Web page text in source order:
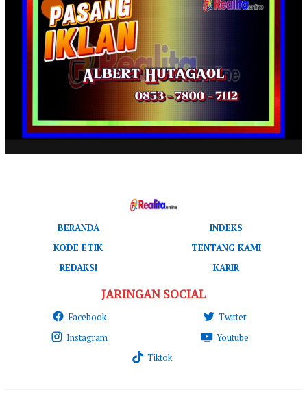
BERANDA
INDEKS
KODE ETIK
TENTANG KAMI
REDAKSI
KARIR
JARINGAN SOCIAL
Facebook
Twitter
Instagram
Youtube
Tiktok